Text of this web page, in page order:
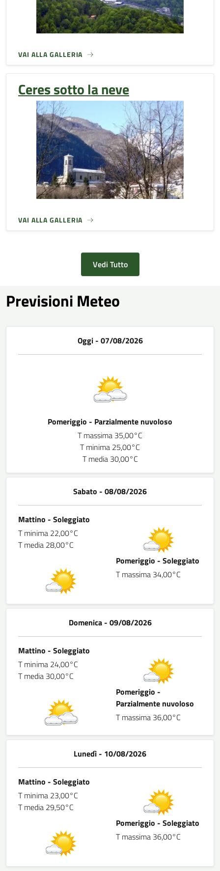
VAI ALLA GALLERIA
Ceres sotto la neve
VAI ALLA GALLERIA
Vedi Tutto
Previsioni Meteo
Oggi - 07/08/2026
Pomeriggio - Parzialmente nuvoloso
T massima 35,00°C
T minima 25,00°C
T media 30,00°C
Sabato - 08/08/2026
Mattino - Soleggiato
T minima 22,00°C
T media 28,00°C
Pomeriggio - Soleggiato
T massima 34,00°C
Domenica - 09/08/2026
Mattino - Soleggiato
T minima 24,00°C
T media 30,00°C
Pomeriggio -
Parzialmente nuvoloso
T massima 36,00°C
Lunedì - 10/08/2026
Mattino - Soleggiato
T minima 23,00°C
T media 29,50°C
Pomeriggio - Soleggiato
T massima 36,00°C